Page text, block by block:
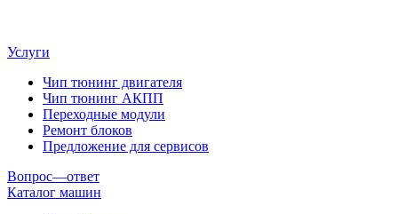
Услуги
Чип тюнинг двигателя
Чип тюнинг АКПП
Переходные модули
Ремонт блоков
Предложение для сервисов
Вопрос—ответ
Каталог машин